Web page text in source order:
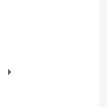
arrow_right